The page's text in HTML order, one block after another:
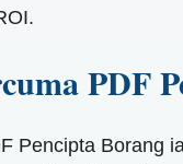
PDF
Pencipta Borang